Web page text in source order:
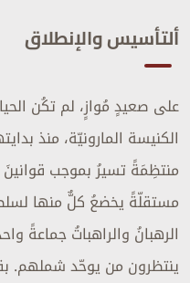
ألتأسيس والإنطلاق
على صعيدٍ مُوازٍ، لم تكُن
الكنيسة المارونيّة، منذ
منتظِمَةً تسيرُ بموجب
مستقلّةً يخضعُ كلٌّ منها
الرهبانُ والراهباتُ جماعةً
ينتظرون من يوحّد شملهم.